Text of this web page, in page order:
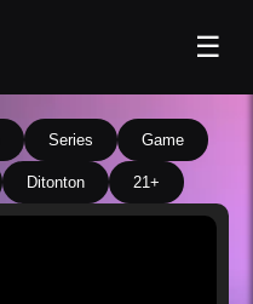
☰
Series Game
Ditonton 21+